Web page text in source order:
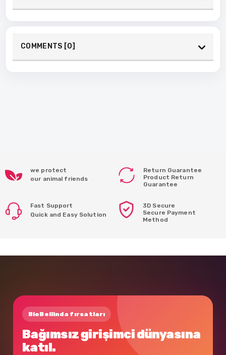
COMMENTS [0]
we protect
our animal friends
Return Guarantee
Product Return
Guarantee
Fast Support
Quick and Easy Solution
3D Secure
Secure Payment
Method
BioBellinda fırsatları
Bağımsız girişimci dünyasına
katıl.